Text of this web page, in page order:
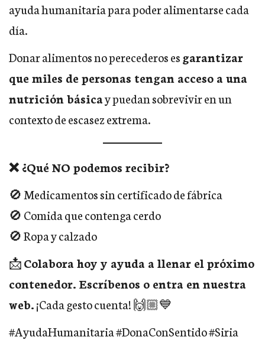
ayuda humanitaria para poder alimentarse cada
día.
Donar alimentos no perecederos es garantizar
que miles de personas tengan acceso a una
nutrición básicay puedan sobrevivir en un
contexto de escasez extrema.
❌ ¿Qué NO podemos recibir?
🚫 Medicamentos sin certificado de fábrica
🚫 Comida que contenga cerdo
🚫 Ropa y calzado
📩Colabora hoy y ayuda a llenar el próximo
contenedor. Escríbenos o entra en nuestra
web.¡Cada gesto cuenta! 🙌🏼💙
#AyudaHumanitaria #DonaConSentido #Siria